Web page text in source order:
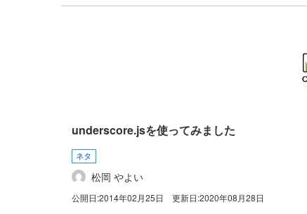
underscore.jsを使ってみました
ネタ
松岡 やよい
公開日:2014年02月25日 更新日:2020年08月28日